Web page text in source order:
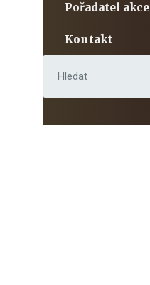
Pořadatel akce
Kontakt